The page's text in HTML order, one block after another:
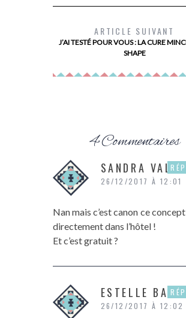
FAMILLE !
ARTICLE SUIVANT
J’AI TESTÉ POUR VOUS : LA CURE
SHAPE
4 Commentaires
SANDRA
26/12/2017 À 12:01
Nan mais c’est canon ce
directement dans l’hôtel !
Et c’est gratuit ?
ESTELLE
26/12/2017 À 12:02